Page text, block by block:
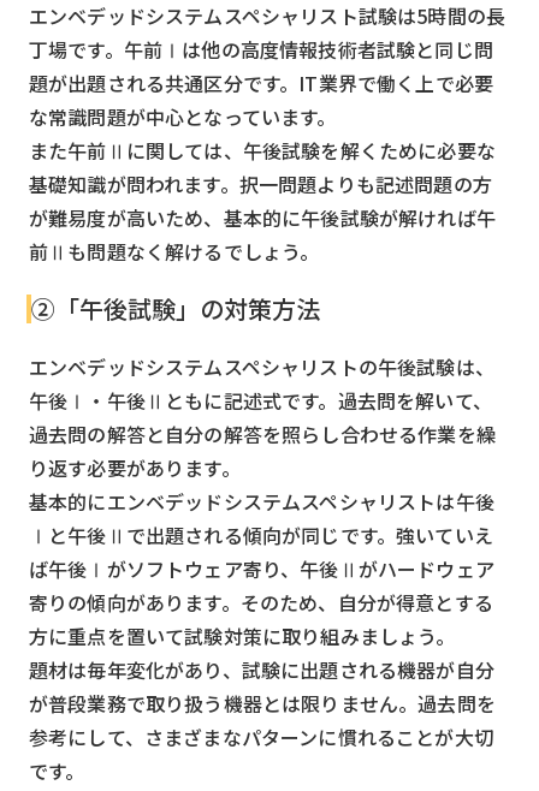
エンベデッドシステムスペシャリスト試験は5時間の長
丁場です。午前Ⅰは他の高度情報技術者試験と同じ問
題が出題される共通区分です。IT業界で働く上で必要
な常識問題が中心となっています。
また午前Ⅱに関しては、午後試験を解くために必要な
基礎知識が問われます。択一問題よりも記述問題の方
が難易度が高いため、基本的に午後試験が解ければ午
前Ⅱも問題なく解けるでしょう。
②「午後試験」の対策方法
エンベデッドシステムスペシャリストの午後試験は、
午後Ⅰ・午後Ⅱともに記述式です。過去問を解いて、
過去問の解答と自分の解答を照らし合わせる作業を繰
り返す必要があります。
基本的にエンベデッドシステムスペシャリストは午後
Ⅰと午後Ⅱで出題される傾向が同じです。強いていえ
ば午後Ⅰがソフトウェア寄り、午後Ⅱがハードウェア
寄りの傾向があります。そのため、自分が得意とする
方に重点を置いて試験対策に取り組みましょう。
題材は毎年変化があり、試験に出題される機器が自分
が普段業務で取り扱う機器とは限りません。過去問を
参考にして、さまざまなパターンに慣れることが大切
です。